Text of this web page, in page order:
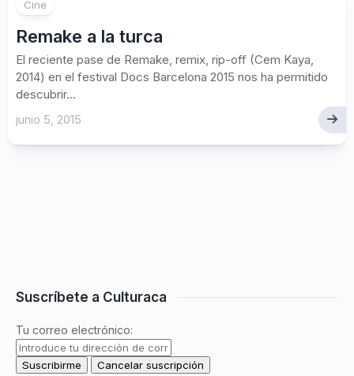
Cine
Remake a la turca
El reciente pase de Remake, remix, rip-off (Cem Kaya,
2014) en el festival Docs Barcelona 2015 nos ha permitido
descubrir...
junio 5, 2015
Suscríbete a Culturaca
Tu correo electrónico: